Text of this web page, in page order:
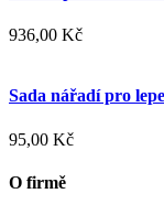
936,00 Kč
Sada nářadí pro
95,00 Kč
O firmě